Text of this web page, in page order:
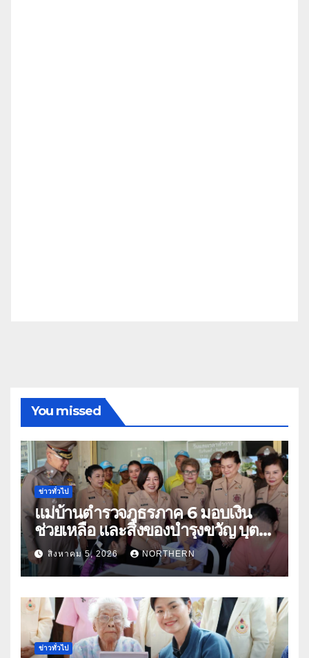
You missed
ข่าวทั่วไป
แม่บ้านตำรวจภูธรภาค 6 มอบเงิน
ช่วยเหลือ และสิ่งของบำรุงขวัญ บุตร-
ธิดา ข้าราชการตำรวจจังหวัด
อุทัยธานี
สิงหาคม 5, 2026 NORTHERN
ข่าวทั่วไป